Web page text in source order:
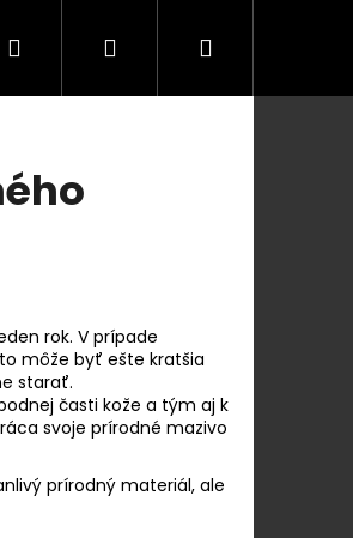
Kontakty
Hľadať PrihlásenieNákupný
rok. V prípade
môže byť ešte kratšia
starať.
časti kože a tým aj k
svoje prírodné mazivo
prírodný materiál, ale